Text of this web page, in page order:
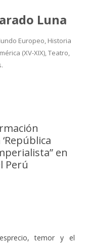
Luna
Europeo, Historia
(XV-XIX), Teatro,
en
Perú
temor y el